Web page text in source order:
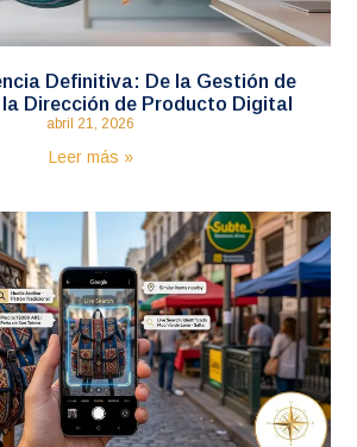
Definitiva: De la Gestión de
Dirección de Producto Digital
abril 21, 2026
Leer más »